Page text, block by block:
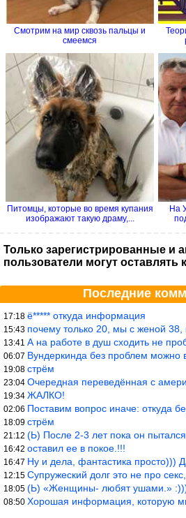
Смотрим на мир сквозь пальцы и
смеемся
Питомцы, которые во время купания
изображают такую драму,...
На
Только зарегистрированные и
пользователи могут оставлять
Последние
17:18 ё***** откуда информация
15:43 почему только 20, мы с женой 38,
13:41 А на работе в душ сходить не
06:07 Вундеркинда без проблем можно
19:08 стрём
23:04 Очередная переведённая с
19:34 ЖАЛКО!
02:06 Поставим вопрос иначе: откуда
18:09 стрём
21:12 (Ь) После 2-3 лет пока он пытался!
16:42 оставил ее в покое.!!!
16:47 Ну и дела, фантастика просто)))
12:15 Супружеский долг это не про секс,
18:05 (Ь) «Женщины- любят ушами.»
08:50 Хорошая информация, которую многим